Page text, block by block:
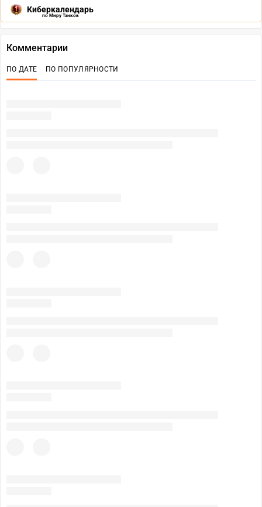
Киберкалендарь
по Миру Танков
Комментарии
ПО ДАТЕ ПО ПОПУЛЯРНОСТИ